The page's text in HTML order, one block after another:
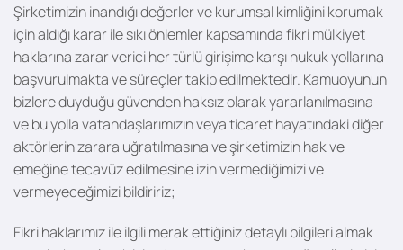
Şirketimizin inandığı değerler ve kurumsal kimliğini korumak
için aldığı karar ile sıkı önlemler kapsamında fikri mülkiyet
haklarına zarar verici her türlü girişime karşı hukuk yollarına
başvurulmakta ve süreçler takip edilmektedir. Kamuoyunun
bizlere duyduğu güvenden haksız olarak yararlanılmasına
ve bu yolla vatandaşlarımızın veya ticaret hayatındaki diğer
aktörlerin zarara uğratılmasına ve şirketimizin hak ve
emeğine tecavüz edilmesine izin vermediğimizi ve
vermeyeceğimizi bildiririz;
Fikri haklarımız ile ilgili merak ettiğiniz detaylı bilgileri almak